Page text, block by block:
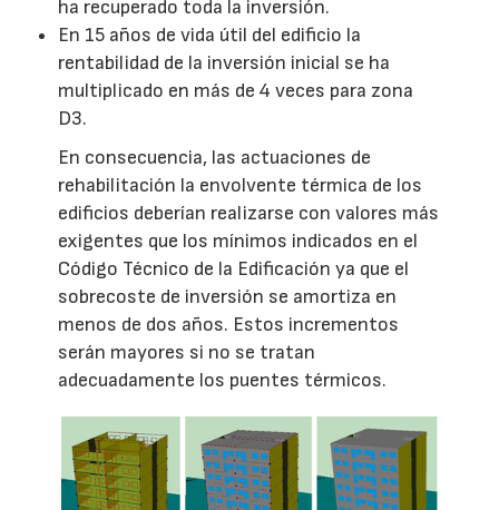
ha recuperado toda la inversión.
En 15 años de vida útil del edificio la
rentabilidad de la inversión inicial se ha
multiplicado en más de 4 veces para zona
D3.
En consecuencia, las actuaciones de
rehabilitación la envolvente térmica de los
edificios deberían realizarse con valores más
exigentes que los mínimos indicados en el
Código Técnico de la Edificación ya que el
sobrecoste de inversión se amortiza en
menos de dos años. Estos incrementos
serán mayores si no se tratan
adecuadamente los puentes térmicos.